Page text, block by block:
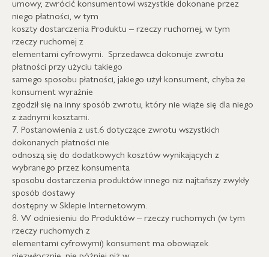
niego płatności, w tym
koszty dostarczenia Produktu – rzeczy ruchomej, w tym
rzeczy ruchomej z
elementami cyfrowymi. Sprzedawca dokonuje zwrotu
płatności przy użyciu takiego
samego sposobu płatności, jakiego użył konsument, chyba że
konsument wyraźnie
zgodził się na inny sposób zwrotu, który nie wiąże się dla niego
z żadnymi kosztami.
7. Postanowienia z ust.6 dotyczące zwrotu wszystkich
dokonanych płatności nie
odnoszą się do dodatkowych kosztów wynikających z
wybranego przez konsumenta
sposobu dostarczenia produktów innego niż najtańszy zwykły
sposób dostawy
dostępny w Sklepie Internetowym.
8. W odniesieniu do Produktów – rzeczy ruchomych (w tym
rzeczy ruchomych z
elementami cyfrowymi) konsument ma obowiązek